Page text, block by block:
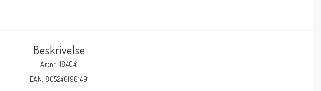
Beskrivelse
Artnr: 184041
EAN: 8052461961491